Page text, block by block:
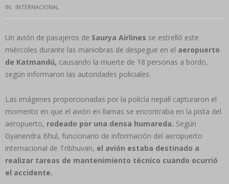
IN: INTERNACIONAL
Un avión de pasajeros de Saurya Airlines se estrelló este
miércoles durante las maniobras de despegue en el aeropuerto
de Katmandú, causando la muerte de 18 personas a bordo,
según informaron las autoridades policiales.
Las imágenes proporcionadas por la policía nepalí capturaron el
momento en que el avión en llamas se encontraba en la pista del
aeropuerto, rodeado por una densa humareda. Según
Gyanendra Bhul, funcionario de información del aeropuerto
internacional de Tribhuvan, el avión estaba destinado a
realizar tareas de mantenimiento técnico cuando ocurrió
el accidente.